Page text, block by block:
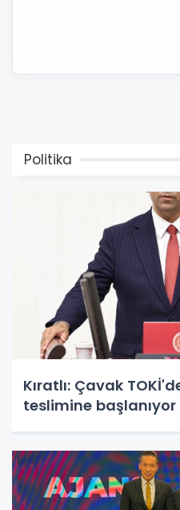
Politika
Kıratlı: Çavak
teslimine başlanıyor